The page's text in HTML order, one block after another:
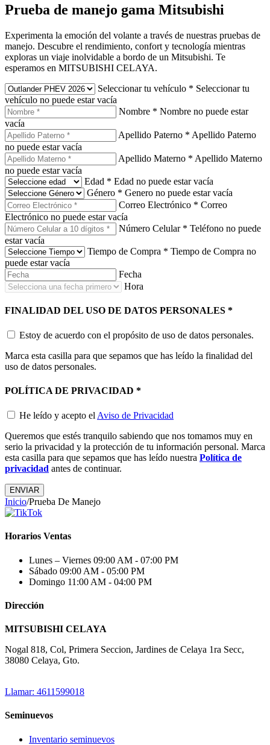
Prueba de manejo gama Mitsubishi
Experimenta la emoción del volante a través de nuestras pruebas de
manejo. Descubre el rendimiento, confort y tecnología mientras
exploras un viaje inolvidable a bordo de un Mitsubishi. Te
esperamos en MITSUBISHI CELAYA.
Seleccionar tu vehículo * Seleccionar tu
vehículo no puede estar vacía
Nombre * Nombre no puede estar
vacía
Apellido Paterno * Apellido Paterno
no puede estar vacía
Apellido Materno * Apellido Materno
no puede estar vacía
Edad * Edad no puede estar vacía
Género * Genero no puede estar vacía
Correo Electrónico * Correo
Electrónico no puede estar vacía
Número Celular * Teléfono no puede
estar vacía
Tiempo de Compra * Tiempo de Compra no
puede estar vacía
Fecha
Hora
FINALIDAD DEL USO DE DATOS PERSONALES *
Estoy de acuerdo con el propósito de uso de datos personales.
Marca esta casilla para que sepamos que has leído la finalidad del
uso de datos personales.
POLÍTICA DE PRIVACIDAD *
He leído y acepto el Aviso de Privacidad
Queremos que estés tranquilo sabiendo que nos tomamos muy en
serio la privacidad y la protección de tu información personal. Marca
esta casilla para que sepamos que has leído nuestra Política de
privacidad antes de continuar.
ENVIAR
Inicio/Prueba De Manejo
Horarios Ventas
Lunes – Viernes 09:00 AM - 07:00 PM
Sábado 09:00 AM - 05:00 PM
Domingo 11:00 AM - 04:00 PM
Dirección
MITSUBISHI CELAYA
Nogal 818, Col, Primera Seccion, Jardines de Celaya 1ra Secc,
38080 Celaya, Gto.
Llamar: 4611599018
Seminuevos
Inventario seminuevos